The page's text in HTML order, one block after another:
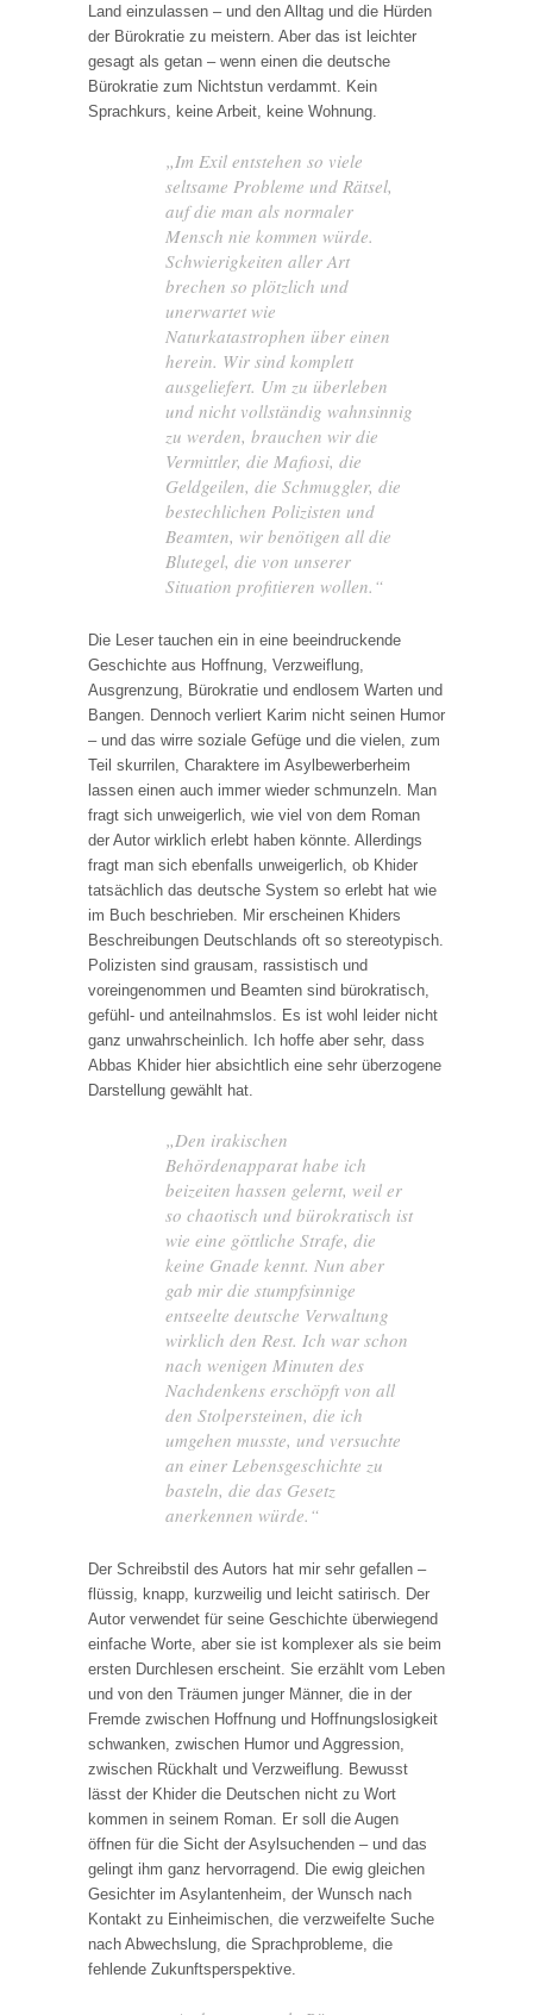
Land einzulassen – und den Alltag und die Hürden
der Bürokratie zu meistern. Aber das ist leichter
gesagt als getan – wenn einen die deutsche
Bürokratie zum Nichtstun verdammt. Kein
Sprachkurs, keine Arbeit, keine Wohnung.
„Im Exil entstehen so viele
seltsame Probleme und Rätsel,
auf die man als normaler
Mensch nie kommen würde.
Schwierigkeiten aller Art
brechen so plötzlich und
unerwartet wie
Naturkatastrophen über einen
herein. Wir sind komplett
ausgeliefert. Um zu überleben
und nicht vollständig wahnsinnig
zu werden, brauchen wir die
Vermittler, die Mafiosi, die
Geldgeilen, die Schmuggler, die
bestechlichen Polizisten und
Beamten, wir benötigen all die
Blutegel, die von unserer
Situation profitieren wollen.“
Die Leser tauchen ein in eine beeindruckende
Geschichte aus Hoffnung, Verzweiflung,
Ausgrenzung, Bürokratie und endlosem Warten und
Bangen. Dennoch verliert Karim nicht seinen Humor
– und das wirre soziale Gefüge und die vielen, zum
Teil skurrilen, Charaktere im Asylbewerberheim
lassen einen auch immer wieder schmunzeln. Man
fragt sich unweigerlich, wie viel von dem Roman
der Autor wirklich erlebt haben könnte. Allerdings
fragt man sich ebenfalls unweigerlich, ob Khider
tatsächlich das deutsche System so erlebt hat wie
im Buch beschrieben. Mir erscheinen Khiders
Beschreibungen Deutschlands oft so stereotypisch.
Polizisten sind grausam, rassistisch und
voreingenommen und Beamten sind bürokratisch,
gefühl- und anteilnahmslos. Es ist wohl leider nicht
ganz unwahrscheinlich. Ich hoffe aber sehr, dass
Abbas Khider hier absichtlich eine sehr überzogene
Darstellung gewählt hat.
„Den irakischen
Behördenapparat habe ich
beizeiten hassen gelernt, weil er
so chaotisch und bürokratisch ist
wie eine göttliche Strafe, die
keine Gnade kennt. Nun aber
gab mir die stumpfsinnige
entseelte deutsche Verwaltung
wirklich den Rest. Ich war schon
nach wenigen Minuten des
Nachdenkens erschöpft von all
den Stolpersteinen, die ich
umgehen musste, und versuchte
an einer Lebensgeschichte zu
basteln, die das Gesetz
anerkennen würde.“
Der Schreibstil des Autors hat mir sehr gefallen –
flüssig, knapp, kurzweilig und leicht satirisch. Der
Autor verwendet für seine Geschichte überwiegend
einfache Worte, aber sie ist komplexer als sie beim
ersten Durchlesen erscheint. Sie erzählt vom Leben
und von den Träumen junger Männer, die in der
Fremde zwischen Hoffnung und Hoffnungslosigkeit
schwanken, zwischen Humor und Aggression,
zwischen Rückhalt und Verzweiflung. Bewusst
lässt der Khider die Deutschen nicht zu Wort
kommen in seinem Roman. Er soll die Augen
öffnen für die Sicht der Asylsuchenden – und das
gelingt ihm ganz hervorragend. Die ewig gleichen
Gesichter im Asylantenheim, der Wunsch nach
Kontakt zu Einheimischen, die verzweifelte Suche
nach Abwechslung, die Sprachprobleme, die
fehlende Zukunftsperspektive.